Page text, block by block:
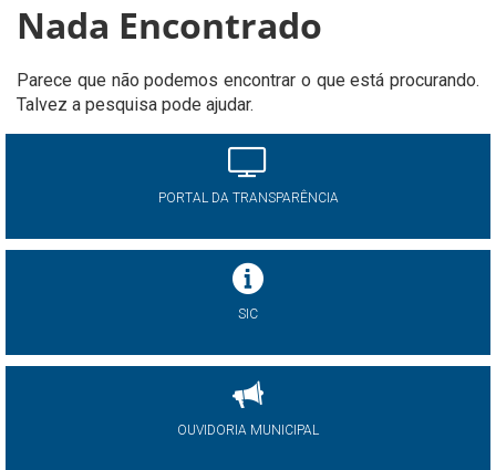
Nada Encontrado
Parece que não podemos encontrar o que está procurando.
Talvez a pesquisa pode ajudar.
PORTAL DA TRANSPARÊNCIA
SIC
OUVIDORIA MUNICIPAL